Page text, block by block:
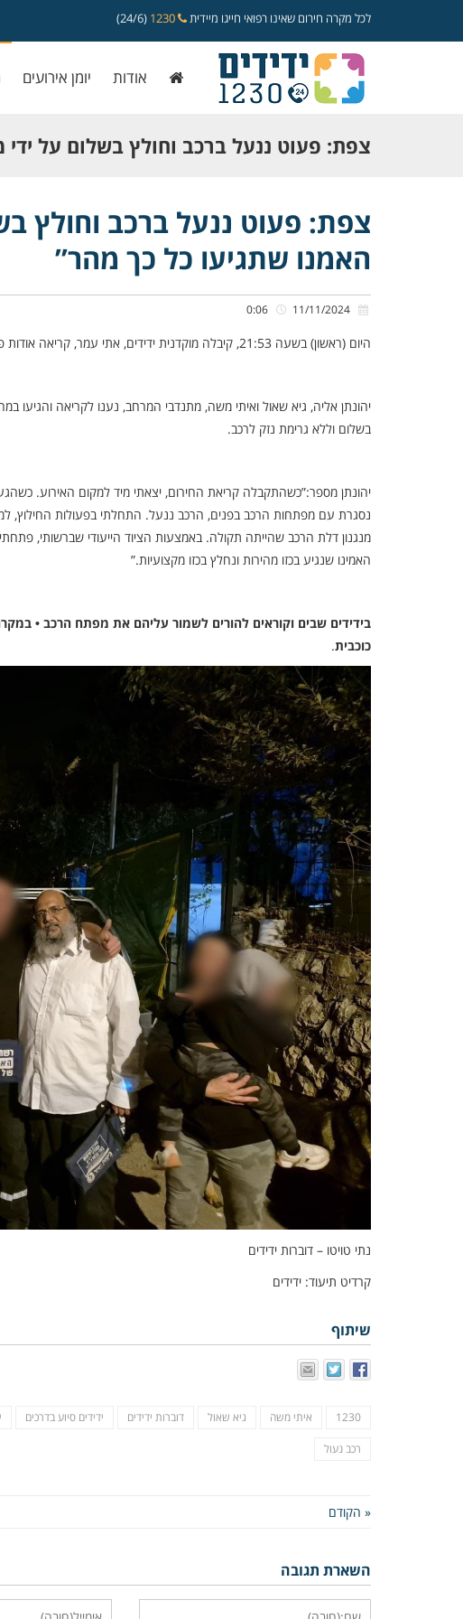
לכל מקרה חירום שאינו רפואי חייגו מיידית (24/6)
אודות יומן אירועים
צפת: פעוט ננעל ברכב וחולץ בשלום על ידי
“לא האמנו שתגיעו כל כך מהר”
צפת: פעוט ננעל ברכב וחולץ
האמנו שתגיעו כל כך מהר”
היום (ראשון) בשעה 21:53, קיבלה מוקדנית ידידים, אתי עמר, קריאה אודות פעוט כבן שנתיים שננעל בשגגה ברכב לעיני הוריו, ברחוב דוד רמז בצפת.
יהונתן אליה, גיא שאול ואיתי משה, מתנדבי המרחב, נענו לקריאה והגיעו
בשלום וללא גרימת נזק לרכב.
יהונתן מספר:”כשהתקבלה קריאת החירום, יצאתי מיד למקום האירוע.
נסגרת עם מפתחות הרכב בפנים, הרכב ננעל. התחלתי בפעולות החילוץ,
מנגנון דלת הרכב שהייתה תקולה. באמצעות הציוד הייעודי שברשותי,
האמינו שנגיע בכזו מהירות ונחלץ בכזו מקצועיות.”
כוכבית.
נתי טויטו – דוברות ידידים
קרדיט תיעוד: ידידים
שיתוף
1230 איתי משה גיא שאול דוברות ידידים ידידים סיוע בדרכים
רכב נעול
« הקודם
השארת תגובה